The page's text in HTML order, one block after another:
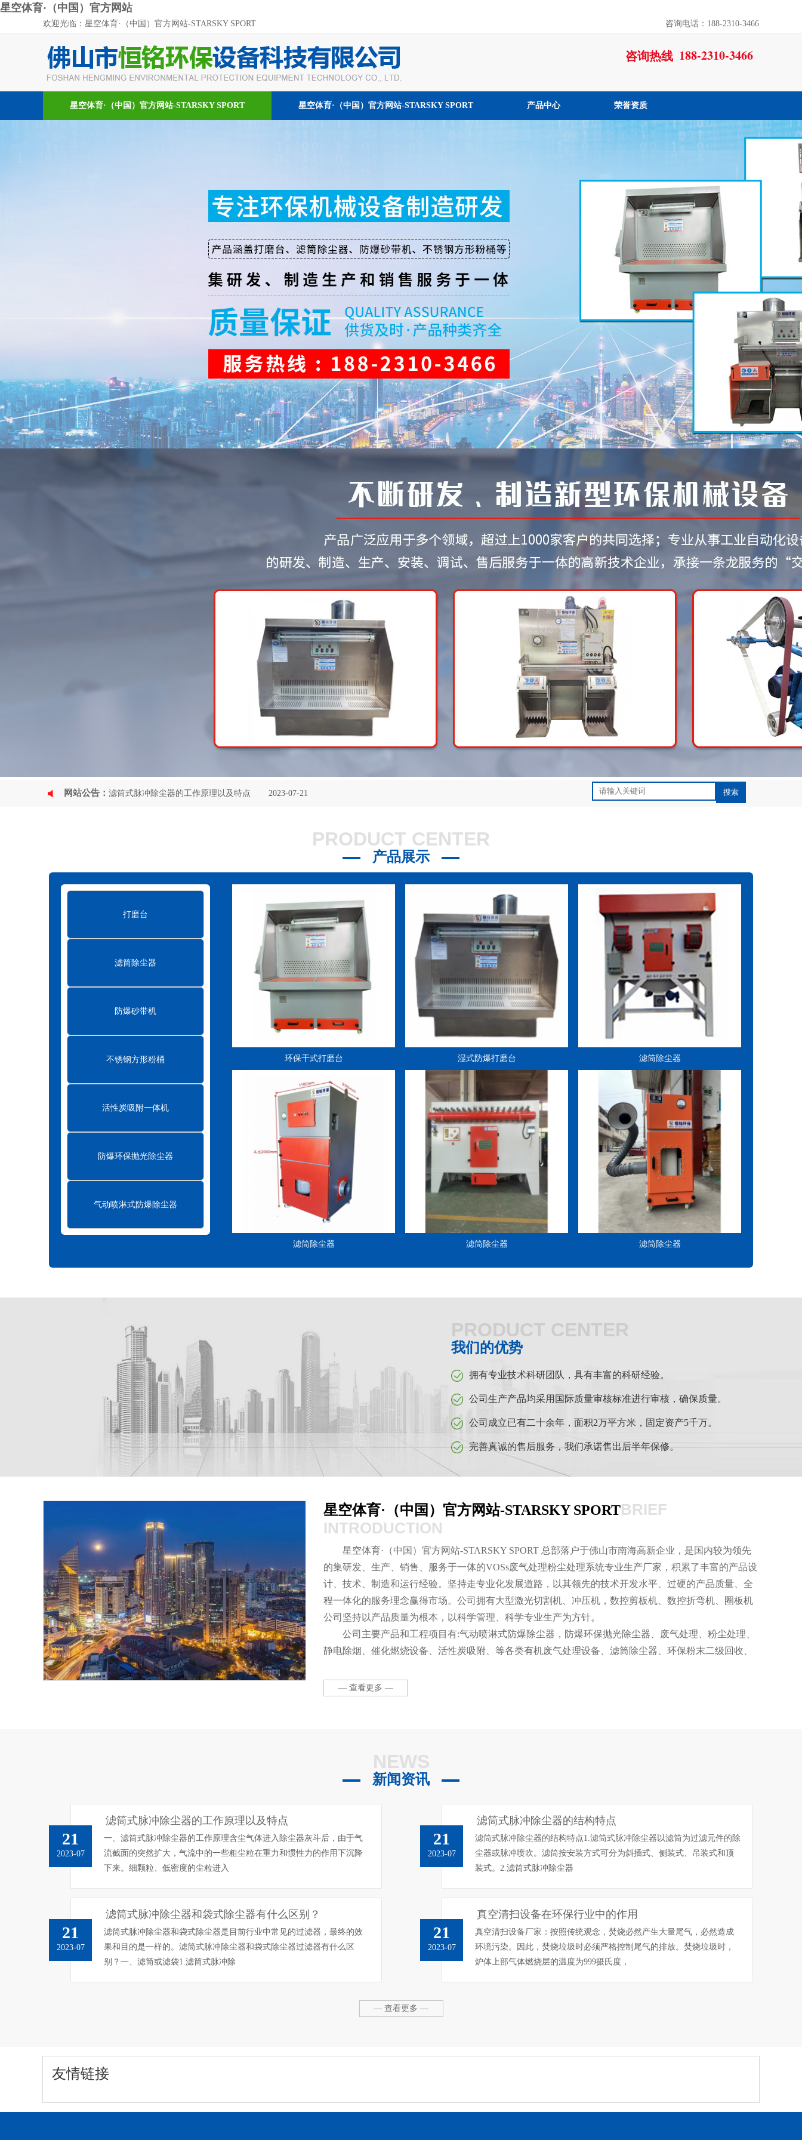
星空体育·（中国）官方网站
欢迎光临：星空体育·（中国）官方网站-STARSKY SPORT 咨询电话：188-2310-3466
咨询热线 188-2310-3466
星空体育·（中国）官方网站-STARSKY SPORT 星空体育·（中国）官方网站-STARSKY SPORT 产品中心 荣誉资质
网站公告： 滤筒式脉冲除尘器的工作原理以及特点 2023-07-21
2023-07-21
真空清扫设备在环保行业中的作用 2023-07-21
PRODUCT CENTER
产品展示
打磨台
滤筒除尘器
防爆砂带机
不锈钢方形粉桶
活性炭吸附一体机
防爆环保抛光除尘器
气动喷淋式防爆除尘器
环保干式打磨台 湿式防爆打磨台 滤筒除尘器
滤筒除尘器 滤筒除尘器 滤筒除尘器
PRODUCT CENTER
我们的优势
拥有专业技术科研团队，具有丰富的科研经验。
公司生产产品均采用国际质量审核标准进行审核，确保质量。
公司成立已有二十余年，面积2万平方米，固定资产5千万。
完善真诚的售后服务，我们承诺售出后半年保修。
星空体育·（中国）官方网站-STARSKY SPORTBRIEF
INTRODUCTION
星空体育·（中国）官方网站-STARSKY SPORT 总部落户于佛山市南海高新企业，是国内较为领先
的集研发、生产、销售、服务于一体的VOSs废气处理粉尘处理系统专业生产厂家，积累了丰富的产品设
计、技术、制造和运行经验。坚持走专业化发展道路，以其领先的技术开发水平、过硬的产品质量、全
程一体化的服务理念赢得市场。公司拥有大型激光切割机、冲压机，数控剪板机、数控折弯机、圈板机
公司坚持以产品质量为根本，以科学管理、科学专业生产为方针。
公司主要产品和工程项目有:气动喷淋式防爆除尘器，防爆环保抛光除尘器、废气处理、粉尘处理、
静电除烟、催化燃烧设备、活性炭吸附、等各类有机废气处理设备、滤筒除尘器、环保粉末二级回收、
设备。本公司拥有一流的管理人才和销售队伍，并培养一批高级工程师和一支训练有素、经验丰富的生
— 查看更多 —
NEWS
新闻资讯
21
2023-07
滤筒式脉冲除尘器的工作原理以及特点
一、滤筒式脉冲除尘器的工作原理含尘气体进入除尘器灰斗后，由于气
流截面的突然扩大，气流中的一些粗尘粒在重力和惯性力的作用下沉降
下来。细颗粒、低密度的尘粒进入
21
2023-07
滤筒式脉冲除尘器的结构特点
滤筒式脉冲除尘器的结构特点1.滤筒式脉冲除尘器以滤筒为过滤元件的除
尘器或脉冲喷吹。滤筒按安装方式可分为斜插式、侧装式、吊装式和顶
装式。2.滤筒式脉冲除尘器
21
2023-07
滤筒式脉冲除尘器和袋式除尘器有什么区别？
滤筒式脉冲除尘器和袋式除尘器是目前行业中常见的过滤器，最终的效
果和目的是一样的。滤筒式脉冲除尘器和袋式除尘器过滤器有什么区
别？一、滤筒或滤袋1.滤筒式脉冲除
21
2023-07
真空清扫设备在环保行业中的作用
真空清扫设备厂家：按照传统观念，焚烧必然产生大量尾气，必然造成
环境污染。因此，焚烧垃圾时必须严格控制尾气的排放。焚烧垃圾时，
炉体上部气体燃烧层的温度为999摄氏度，
— 查看更多 —
友情链接